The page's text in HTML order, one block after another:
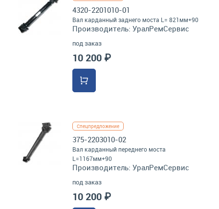
4320-2201010-01
Вал карданный заднего моста L= 821мм+90
Производитель: УралРемСервис
под заказ
10 200 ₽
Спецпредложение
375-2203010-02
Вал карданный переднего моста
L=1167мм+90
Производитель: УралРемСервис
под заказ
10 200 ₽